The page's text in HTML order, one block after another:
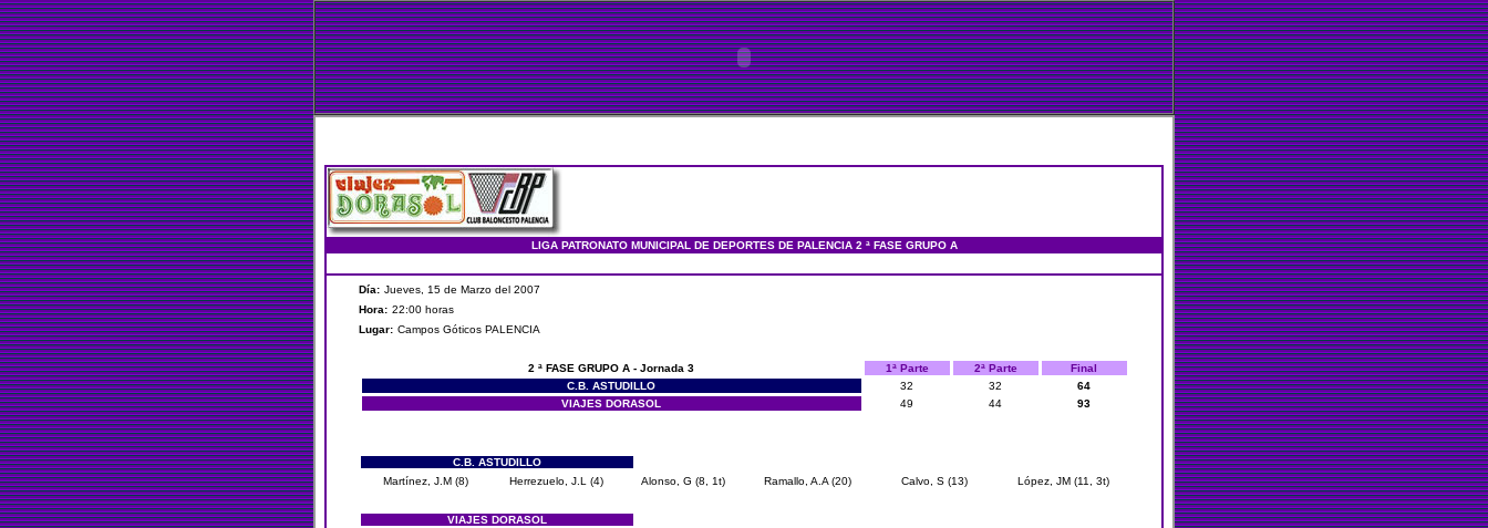
LIGA PATRONATO MUNICIPAL DE DEPORTES DE PALENCIA 2 ª FASE GRUPO A
Día: Jueves, 15 de Marzo del 2007
Hora: 22:00 horas
Lugar: Campos Góticos PALENCIA
2 ª FASE GRUPO A - Jornada 3 1ª Parte 2ª Parte
Final
C.B. ASTUDILLO
32 32
64
VIAJES DORASOL
49 44 93
C.B. ASTUDILLO
Martínez, J.M (8)
Herrezuelo, J.L (4) Alonso, G (8, 1t) Ramallo, A.A (20) Calvo, S (13) López, JM (11, 3t)
VIAJES DORASOL